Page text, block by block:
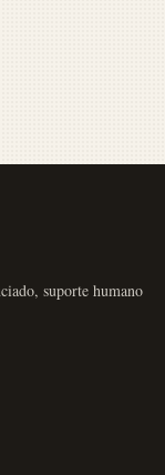
suporte humano